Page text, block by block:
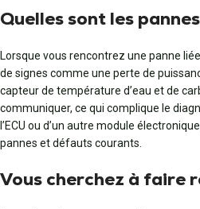
Quelles sont les
Lorsque vous rencontrez une panne
de signes comme une perte de
capteur de température d’eau et de
communiquer, ce qui complique le
l’ECU ou d’un autre module
pannes et défauts courants.
Vous cherchez à faire